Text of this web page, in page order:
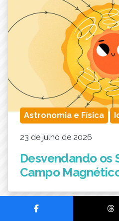
Astronomia e Física
23 de julho de 2026
Desvendando os
Campo